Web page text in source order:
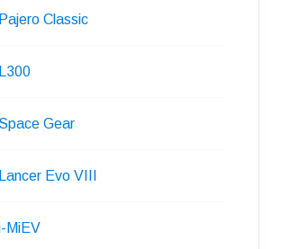
Classic
Gear
Evo VIII
MiEV